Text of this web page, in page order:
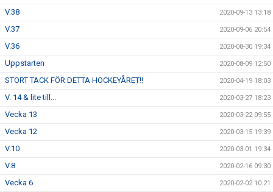
V.38 2020-09-13 13:18
V.37 2020-09-06 20:54
V.36 2020-08-30 19:34
Uppstarten 2020-08-09 12:50
STORT TACK FÖR DETTA HOCKEYÅRET!! 2020-04-19 18:03
V. 14 & lite till... 2020-03-27 18:23
Vecka 13 2020-03-22 09:55
Vecka 12 2020-03-15 19:39
V.10 2020-03-01 19:34
V.8 2020-02-16 09:30
Vecka 6 2020-02-02 10:21